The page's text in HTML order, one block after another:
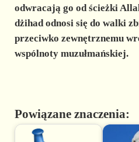
odwracają go od ścieżki
dżihadodnosi się do walki
przeciwko zewnętrznemu
wspólnoty muzułmańskiej.
Powiązane znaczenia: